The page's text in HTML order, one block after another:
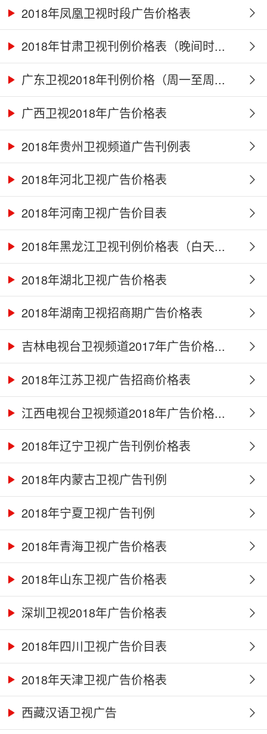
2018年凤凰卫视时段广告价格表
2018年甘肃卫视刊例价格表（晚间时...
广东卫视2018年刊例价格（周一至周...
广西卫视2018年广告价格表
2018年贵州卫视频道广告刊例表
2018年河北卫视广告价格表
2018年河南卫视广告价目表
2018年黑龙江卫视刊例价格表（白天...
2018年湖北卫视广告价格表
2018年湖南卫视招商期广告价格表
吉林电视台卫视频道2017年广告价格...
2018年江苏卫视广告招商价格表
江西电视台卫视频道2018年广告价格...
2018年辽宁卫视广告刊例价格表
2018年内蒙古卫视广告刊例
2018年宁夏卫视广告刊例
2018年青海卫视广告价格表
2018年山东卫视广告价格表
深圳卫视2018年广告价格表
2018年四川卫视广告价目表
2018年天津卫视广告价格表
西藏汉语卫视广告